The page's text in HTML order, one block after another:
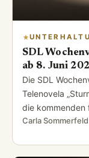
SDL
ab 8. Juni
Die SDL
Telenovela
die kommenden
Carla Sommerfeld